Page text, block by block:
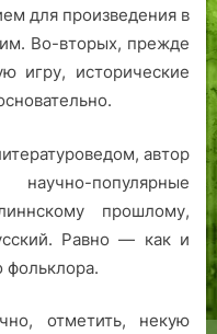
для произведения в
Во-вторых, прежде
игру, исторические
автор
популярные
прошлому,
Равно — как и
фольклора.
отметить, некую